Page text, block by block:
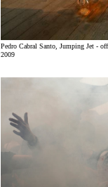
Pedro Cabral Santo, Jumping Jet - off
2009